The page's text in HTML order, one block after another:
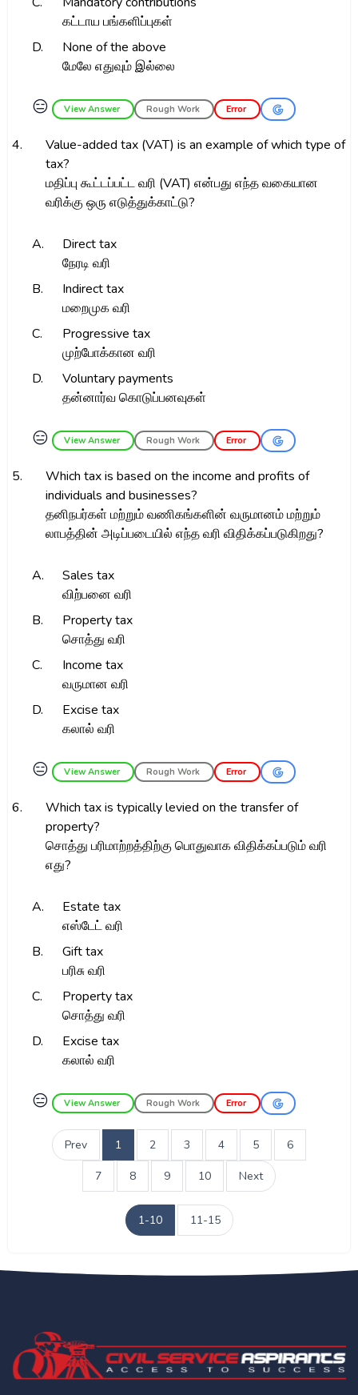
கட்டாய பங்களிப்புகள்
D.
None of the above
மேலே எதுவும் இல்லை
😑 View Answer Rough Work Error
4.
Value-added tax (VAT) is an example of which type of
tax?
மதிப்பு கூட்டப்பட்ட வரி (VAT) என்பது எந்த வகையான
வரிக்கு ஒரு எடுத்துக்காட்டு?
A.
Direct tax
நேரடி வரி
B.
Indirect tax
மறைமுக வரி
C.
Progressive tax
முற்போக்கான வரி
D.
Voluntary payments
தன்னார்வ கொடுப்பனவுகள்
😑 View Answer Rough Work Error
5.
Which tax is based on the income and profits of
individuals and businesses?
தனிநபர்கள் மற்றும் வணிகங்களின் வருமானம் மற்றும்
லாபத்தின் அடிப்படையில் எந்த வரி விதிக்கப்படுகிறது?
A.
Sales tax
விற்பனை வரி
B.
Property tax
சொத்து வரி
C.
Income tax
வருமான வரி
D.
Excise tax
கலால் வரி
😑 View Answer Rough Work Error
6.
Which tax is typically levied on the transfer of
property?
சொத்து பரிமாற்றத்திற்கு பொதுவாக விதிக்கப்படும் வரி
எது?
A.
Estate tax
எஸ்டேட் வரி
B.
Gift tax
பரிசு வரி
C.
Property tax
சொத்து வரி
D.
Excise tax
கலால் வரி
😑 View Answer Rough Work Error
Prev 1 2 3 4 5 6
7 8 9 10 Next
1-10 11-15